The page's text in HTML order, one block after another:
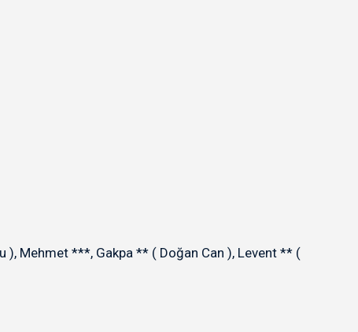
), Mehmet ***, Gakpa ** ( Doğan Can ), Levent ** (